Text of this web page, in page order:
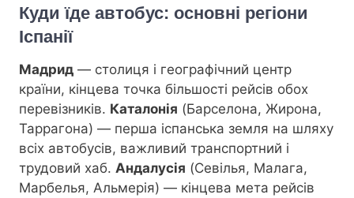
Куди їде автобус: основні регіони
Іспанії
Мадрид — столиця і географічний центр
країни, кінцева точка більшості рейсів обох
перевізників. Каталонія (Барселона, Жирона,
Таррагона) — перша іспанська земля на шляху
всіх автобусів, важливий транспортний і
трудовий хаб. Андалусія (Севілья, Малага,
Марбелья, Альмерія) — кінцева мета рейсів